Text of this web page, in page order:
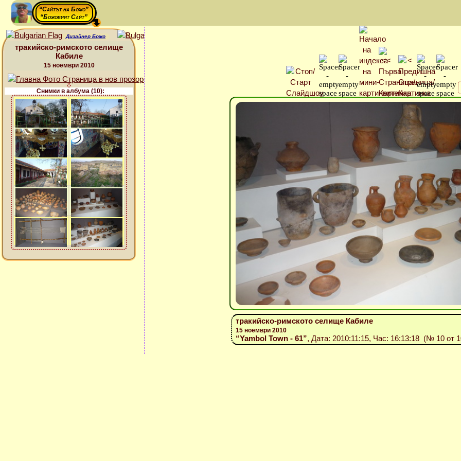
“Сайтът на Божо”
“Божовият Сайт”
Дизайнер Божо
тракийско-римското селище
Кабиле
15 ноември 2010
Снимки в албума (10):
тракийско-римското селище Кабиле
15 ноември 2010
“Yambol Town - 61”, Дата: 2010:11:15, Час: 16:13:18 (№ 10 от